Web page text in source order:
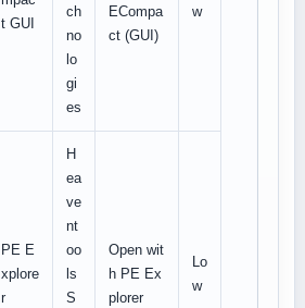
t GUI
ch
no
lo
gi
es
ECompa
ct (GUI)
w
PE E
xplore
r
H
ea
ve
nt
oo
ls
S
Open wit
h PE Ex
plorer
Lo
w